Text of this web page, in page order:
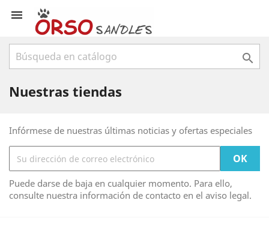


Nuestras tiendas
Infórmese de nuestras últimas noticias y ofertas especiales
Puede darse de baja en cualquier momento. Para ello,
consulte nuestra información de contacto en el aviso legal.